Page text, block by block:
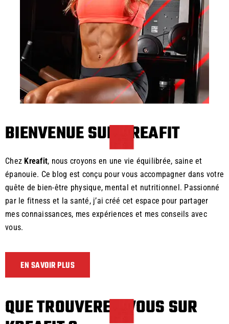
BIENVENUE SUR KREAFIT
Chez Kreafit, nous croyons en une vie équilibrée, saine et
épanouie. Ce blog est conçu pour vous accompagner dans votre
quête de bien-être physique, mental et nutritionnel. Passionné
par le fitness et la santé, j’ai créé cet espace pour partager
mes connaissances, mes expériences et mes conseils avec
vous.
EN SAVOIR PLUS
QUE TROUVEREZ-VOUS SUR